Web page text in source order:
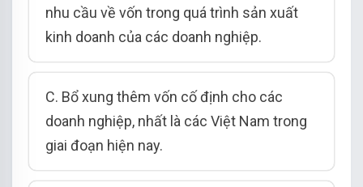
nhu cầu về vốn trong quá trình sản xuất
kinh doanh của các doanh nghiệp.
C. Bổ xung thêm vốn cố định cho các
doanh nghiệp, nhất là các Việt Nam trong
giai đoạn hiện nay.